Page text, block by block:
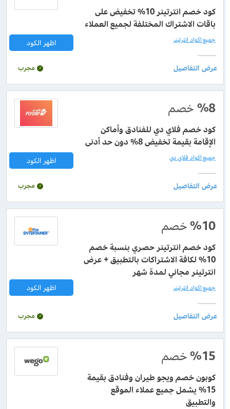
كود خصم انترتينر 10% تخفيض على
باقات الاشتراك المختلفة لجميع العملاء
اظهر الكود جميع اكواد انترتينر
مجرب
%8خصم
كود خصم فلاي دي للفنادق وأماكن
الإقامة بقيمة تخفيض 8% دون حد أدنى
اظهر الكود جميع اكواد فلاي دي
مجرب
%10خصم
كود خصم انترتينر حصري بنسبة خصم
10% لكافة الاشتراكات بالتطبيق + عرض
انترتينر مجاني لمدة شهر
اظهر الكود جميع اكواد انترتينر
مجرب
%15خصم
كوبون خصم ويجو طيران وفنادق بقيمة
15% يشمل جميع عملاء الموقع
والتطبيق